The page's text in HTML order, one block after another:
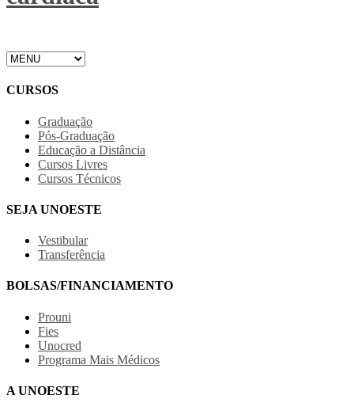
CURSOS
Graduação
Pós-Graduação
Educação a Distância
Cursos Livres
Cursos Técnicos
SEJA UNOESTE
Vestibular
Transferência
BOLSAS/FINANCIAMENTO
Prouni
Fies
Unocred
Programa Mais Médicos
A UNOESTE